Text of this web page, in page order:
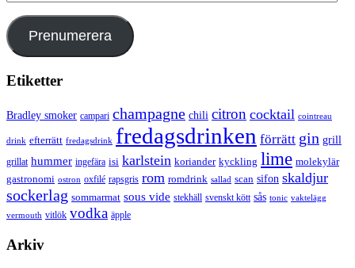
Prenumerera
Etiketter
Bradley smoker campari champagne chili citron cocktail cointreau
drink efterrätt fredagsdrink fredagsdrinken förrätt gin grill
grillat hummer ingefära isi karlstein koriander kyckling lime molekylär
gastronomi ostron oxfilé rapsgris rom romdrink sallad scan sifon skaldjur
sockerlag sommarmat sous vide stekhäll svenskt kött sås tonic vaktelägg
vermouth vitlök vodka äpple
Arkiv